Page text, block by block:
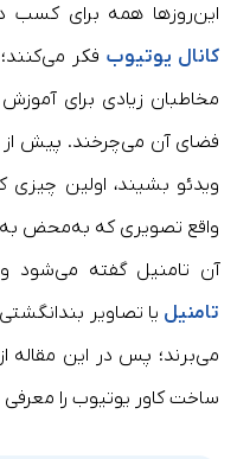
این‌روزها همه برای کسب
کانال یوتیوب فکر
مخاطبان زیادی برای
فضای آن می‌چرخند. پیش از
ویدئو بشیند، اولین چیزی
واقع تصویری که به‌محض به
آن تامنیل گفته می‌شود و
تامنیل یا تصاویر
می‌برند؛ پس در این مقاله
ساخت کاور یوتیوب را معرفی